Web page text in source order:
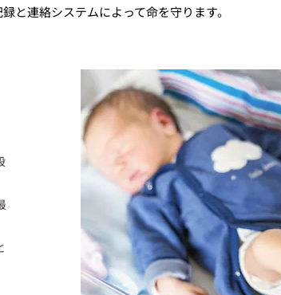
と連絡システムによって命を守ります。